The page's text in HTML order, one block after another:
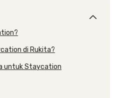
di Rukita?
untuk Staycation